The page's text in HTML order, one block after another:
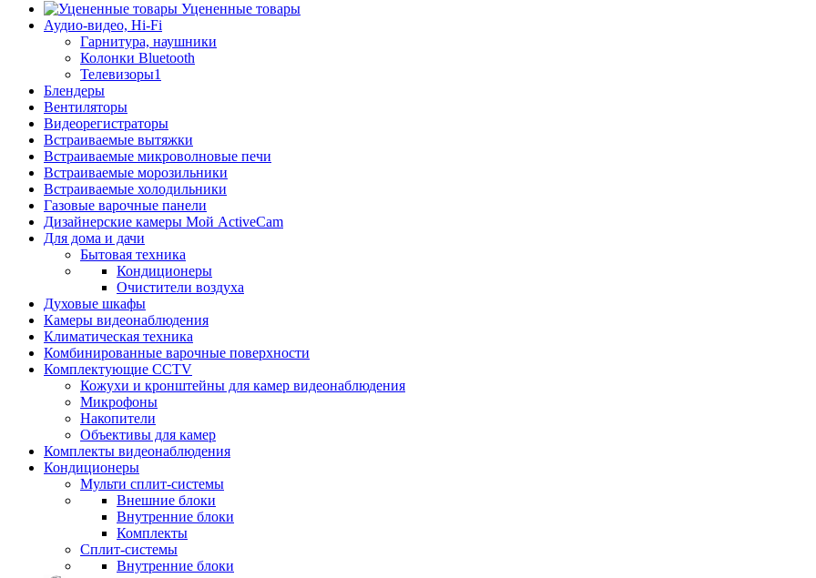
Уцененные товары
Аудио-видео, Hi-Fi
Гарнитура, наушники
Колонки Bluetooth
Телевизоры1
Блендеры
Вентиляторы
Видеорегистраторы
Встраиваемые вытяжки
Встраиваемые микроволновые печи
Встраиваемые морозильники
Встраиваемые холодильники
Газовые варочные панели
Дизайнерские камеры Мой ActiveCam
Для дома и дачи
Бытовая техника
Кондиционеры
Очистители воздуха
Духовые шкафы
Камеры видеонаблюдения
Климатическая техника
Комбинированные варочные поверхности
Комплектующие CCTV
Кожухи и кронштейны для камер видеонаблюдения
Микрофоны
Накопители
Объективы для камер
Комплекты видеонаблюдения
Кондиционеры
Мульти сплит-системы
Внешние блоки
Внутренние блоки
Комплекты
Сплит-системы
Внутренние блоки